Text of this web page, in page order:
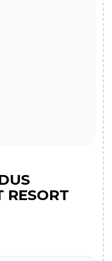
RESORT